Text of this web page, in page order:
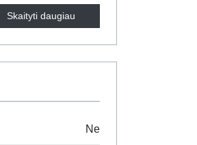
Skaityti daugiau
Ne